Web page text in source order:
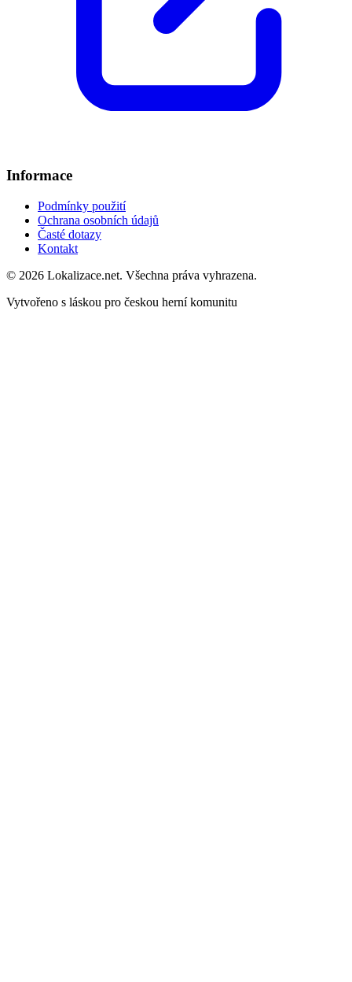
Informace
Podmínky použití
Ochrana osobních údajů
Časté dotazy
Kontakt
© 2026 Lokalizace.net. Všechna práva vyhrazena.
Vytvořeno s láskou pro českou herní komunitu